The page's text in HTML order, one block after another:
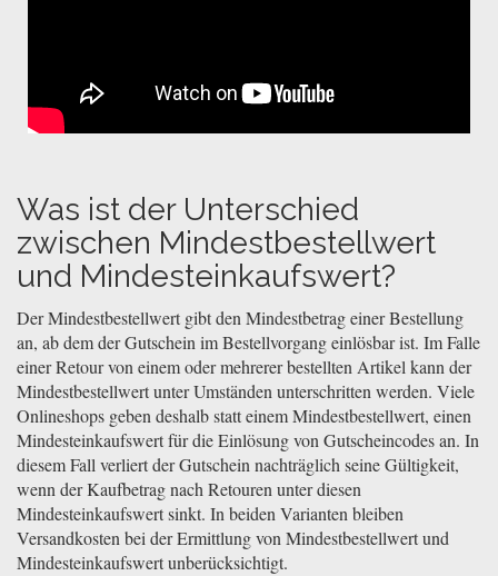
Was ist der Unterschied
zwischen Mindestbestellwert
und Mindesteinkaufswert?
Der Mindestbestellwert gibt den Mindestbetrag einer Bestellung
an, ab dem der Gutschein im Bestellvorgang einlösbar ist. Im Falle
einer Retour von einem oder mehrerer bestellten Artikel kann der
Mindestbestellwert unter Umständen unterschritten werden. Viele
Onlineshops geben deshalb statt einem Mindestbestellwert, einen
Mindesteinkaufswert für die Einlösung von Gutscheincodes an. In
diesem Fall verliert der Gutschein nachträglich seine Gültigkeit,
wenn der Kaufbetrag nach Retouren unter diesen
Mindesteinkaufswert sinkt. In beiden Varianten bleiben
Versandkosten bei der Ermittlung von Mindestbestellwert und
Mindesteinkaufswert unberücksichtigt.